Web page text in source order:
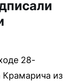
28-
Крамарича из